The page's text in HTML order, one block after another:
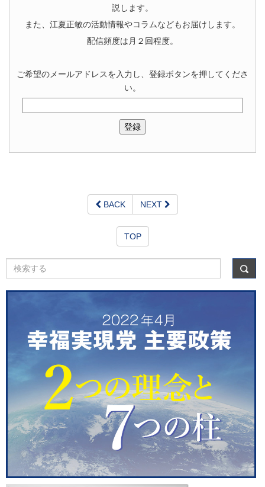
説します。
また、江夏正敏の活動情報やコラムなどもお届けします。
配信頻度は月２回程度。
ご希望のメールアドレスを入力し、登録ボタンを押してくださ
い。
BACK NEXT
TOP